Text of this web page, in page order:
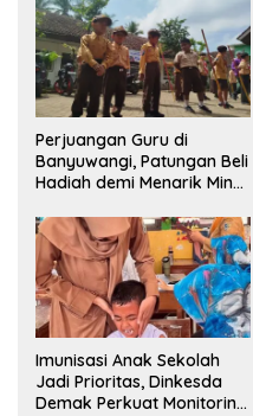
Perjuangan Guru di
Banyuwangi, Patungan Beli
Hadiah demi Menarik Minat
Imunisasi Anak Sekolah
Jadi Prioritas, Dinkesda
Demak Perkuat Monitoring